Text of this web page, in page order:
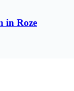
in Roze